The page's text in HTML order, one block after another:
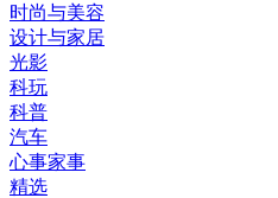
时尚与美容
设计与家居
光影
科玩
科普
汽车
心事家事
精选